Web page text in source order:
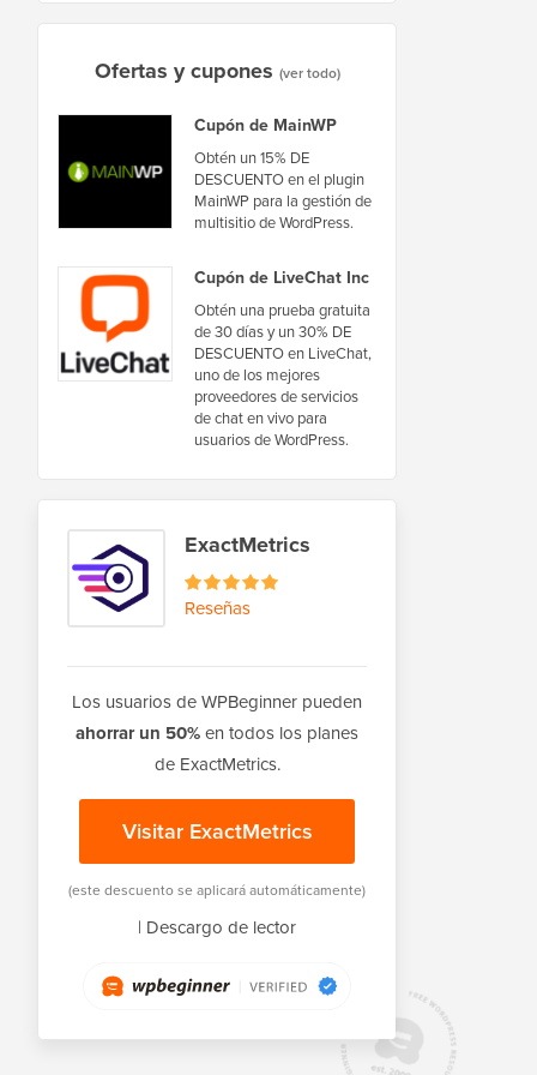
Ofertas y cupones (ver todo)
Cupón de MainWP
Obtén un 15% DE
DESCUENTO en el plugin
MainWP para la gestión de
multisitio de WordPress.
Cupón de LiveChat Inc
Obtén una prueba gratuita
de 30 días y un 30% DE
DESCUENTO en LiveChat,
uno de los mejores
proveedores de servicios
de chat en vivo para
usuarios de WordPress.
ExactMetrics
Reseñas
Los usuarios de WPBeginner pueden
ahorrar un 50%en todos los planes
de ExactMetrics.
Visitar ExactMetrics
(este descuento se aplicará automáticamente)
| Descargo de lector